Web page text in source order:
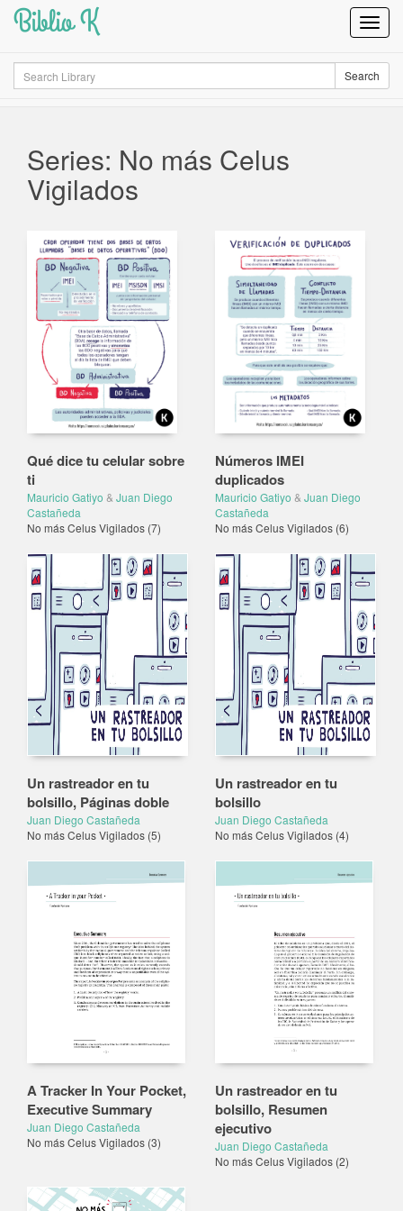
Biblio K
Search Search
Series: No más Celus
Vigilados
Qué dice tu celular sobre
ti
Mauricio Gatiyo & Juan Diego
Castañeda
No más Celus Vigilados (7)
Números IMEI
duplicados
Mauricio Gatiyo & Juan Diego
Castañeda
No más Celus Vigilados (6)
Un rastreador en tu
bolsillo, Páginas doble
Juan Diego Castañeda
No más Celus Vigilados (5)
Un rastreador en tu
bolsillo
Juan Diego Castañeda
No más Celus Vigilados (4)
A Tracker In Your Pocket,
Executive Summary
Juan Diego Castañeda
No más Celus Vigilados (3)
Un rastreador en tu
bolsillo, Resumen
ejecutivo
Juan Diego Castañeda
No más Celus Vigilados (2)